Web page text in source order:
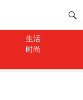
生活
时尚